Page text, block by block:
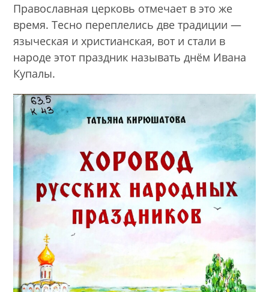
Православная церковь отмечает в это же
время. Тесно переплелись две традиции —
языческая и христианская, вот и стали в
народе этот праздник называть днём Ивана
Купалы.